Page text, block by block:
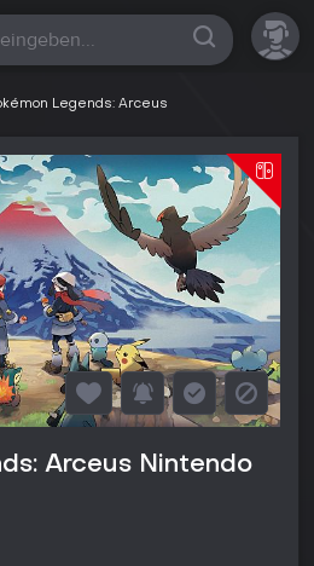
Legends: Arceus
Arceus Nintendo